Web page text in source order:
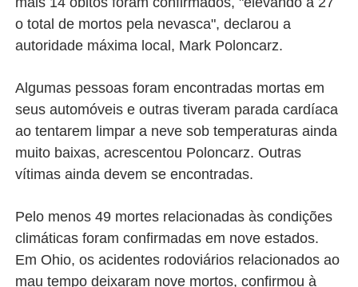
o total de mortos pela nevasca", declarou a
autoridade máxima local, Mark Poloncarz.
Algumas pessoas foram encontradas mortas em
seus automóveis e outras tiveram parada cardíaca
ao tentarem limpar a neve sob temperaturas ainda
muito baixas, acrescentou Poloncarz. Outras
vítimas ainda devem se encontradas.
Pelo menos 49 mortes relacionadas às condições
climáticas foram confirmadas em nove estados.
Em Ohio, os acidentes rodoviários relacionados ao
mau tempo deixaram nove mortos, confirmou à